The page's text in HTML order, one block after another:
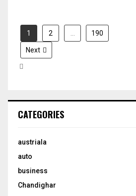
1 2 190
Next
CATEGORIES
austriala
auto
business
Chandighar